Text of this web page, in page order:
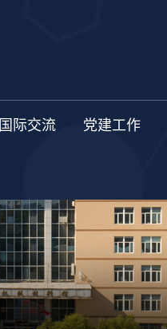
国际交流 党建工作